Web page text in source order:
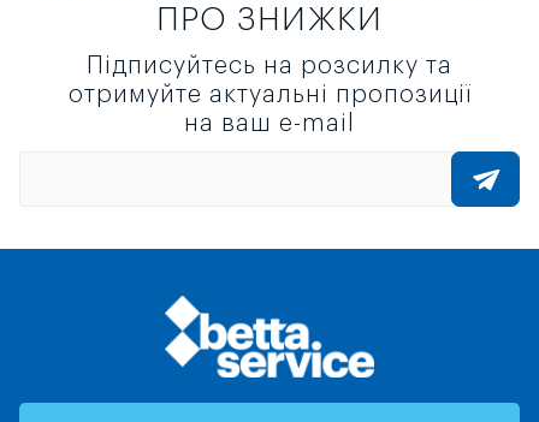
ПРО ЗНИЖКИ
Підписуйтесь на розсилку та
отримуйте актуальні пропозиції
на ваш e-mail